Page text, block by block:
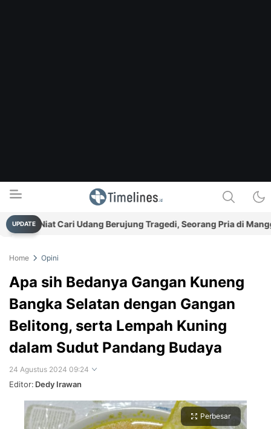
Timelines.id
Media Literasi, Sejarah & Budaya
UPDATE
Niat Cari Udang Berujung Tragedi, Seorang Pria di Manggar
Home Opini
Apa sih Bedanya Gangan Kuneng
Bangka Selatan dengan Gangan
Belitong, serta Lempah Kuning
dalam Sudut Pandang Budaya
24 Agustus 2024 09:24
Editor: Dedy Irawan
Perbesar